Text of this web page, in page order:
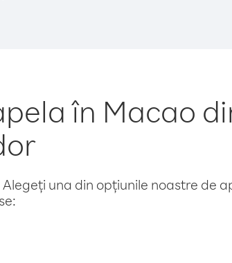
în Macao
una din opțiunile noastre de